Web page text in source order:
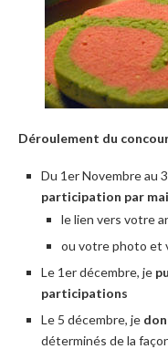
Déroulement du
Du 1er Novembre au
participation par
le lien vers votre
ou votre photo et
Le 1er décembre, je
participations
Le 5 décembre, je
déterminés de la